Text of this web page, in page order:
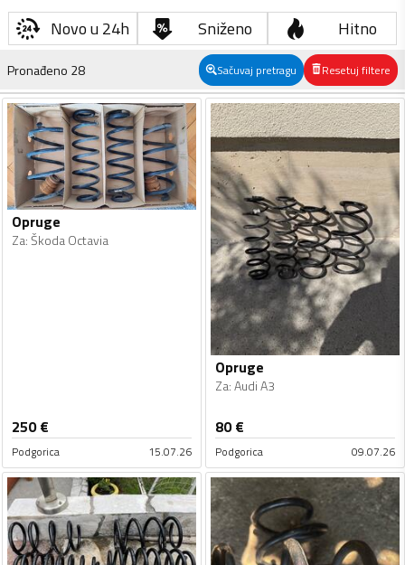
Novo u 24h Sniženo Hitno
Pronađeno 28 Sačuvaj pretragu Resetuj filtere
Opruge
Za:Škoda Octavia
250€
Podgorica 15.07.26
Opruge
Za:Audi A3
80€
Podgorica 09.07.26